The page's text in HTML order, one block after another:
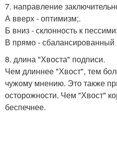
7. направление
А вверх - оптимизм;.
Б вниз - склонность к
В прямо - сбалансированный
8. длина "Хвоста" подписи.
Чем длиннее "Хвост", тем
чужому мнению. Это также
осторожности. Чем "Хвост"
беспечнее.